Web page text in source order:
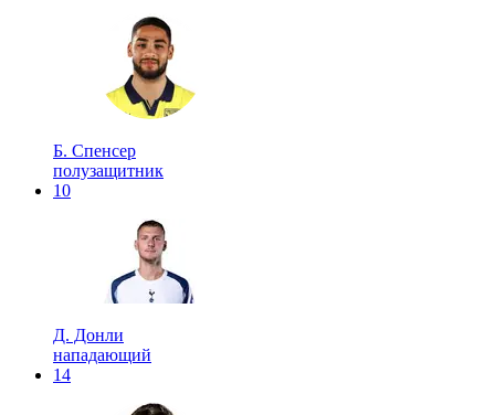
Б. Спенсер
полузащитник
10
Д. Донли
нападающий
14